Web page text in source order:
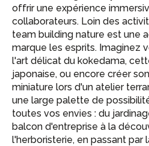
offrir une expérience
collaborateurs. Loin des
team building nature est une
marque les esprits. Imaginez
l'art délicat du kokedama,
japonaise, ou encore créer
miniature lors d'un atelier
une large palette de
toutes vos envies : du
balcon d'entreprise à la
l'herboristerie, en passant par